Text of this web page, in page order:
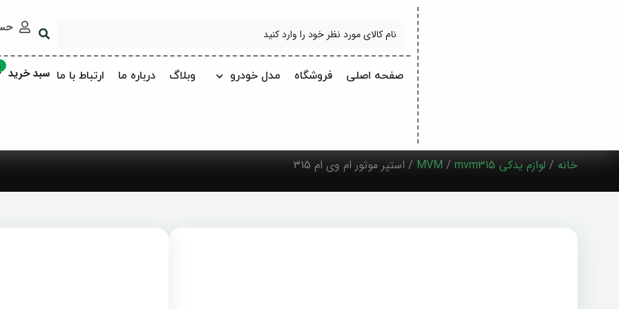
جستجو
صفحه اصلی فروشگاه مدل خودرو وبلاگ درباره ما ارتباط با ما سبد خرید
خانه / لوازم یدکی MVM / mvm315 / استپر موتور ام وی ام 315